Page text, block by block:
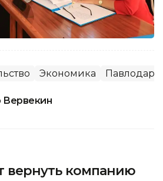
Экономика
Вервекин
вернуть компанию